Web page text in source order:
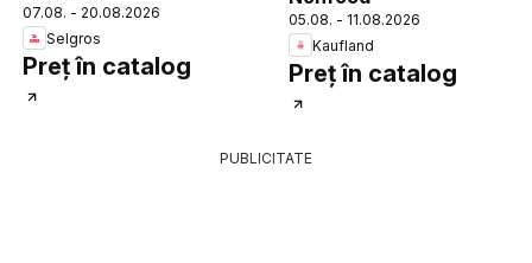
07.08. - 20.08.2026
Selgros
Preț în catalog
05.08. - 11.08.2026
Kaufland
Preț în catalog
PUBLICITATE